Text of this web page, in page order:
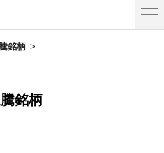
銘柄
銘柄